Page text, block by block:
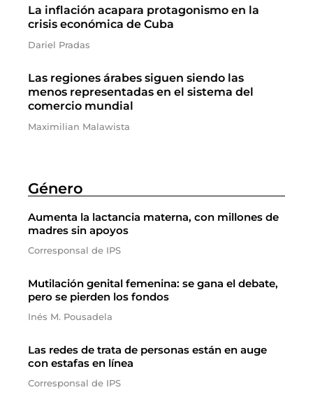
La inflación acapara protagonismo en la
crisis económica de Cuba
Dariel Pradas
Las regiones árabes siguen siendo las
menos representadas en el sistema del
comercio mundial
Maximilian Malawista
Género
Aumenta la lactancia materna, con millones de
madres sin apoyos
Corresponsal de IPS
Mutilación genital femenina: se gana el debate,
pero se pierden los fondos
Inés M. Pousadela
Las redes de trata de personas están en auge
con estafas en línea
Corresponsal de IPS